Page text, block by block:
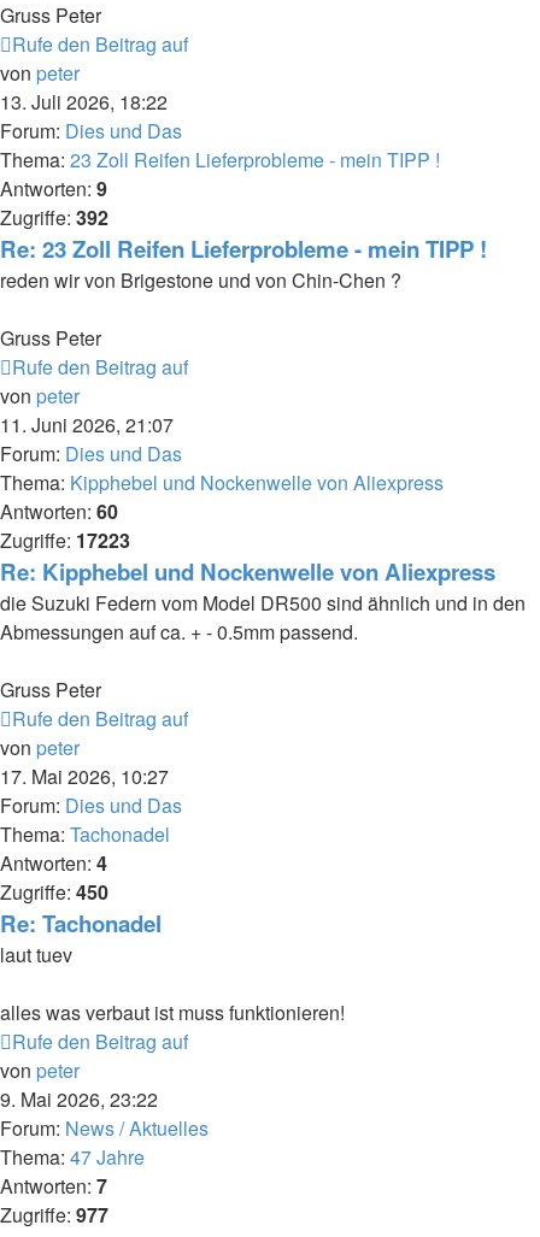
Gruss Peter
Rufe den Beitrag auf
von peter
13. Juli 2026, 18:22
Forum: Dies und Das
Thema: 23 Zoll Reifen Lieferprobleme - mein TIPP !
Antworten: 9
Zugriffe: 392
Re: 23 Zoll Reifen Lieferprobleme - mein TIPP !
reden wir von Brigestone und von Chin-Chen ?
Gruss Peter
Rufe den Beitrag auf
von peter
11. Juni 2026, 21:07
Forum: Dies und Das
Thema: Kipphebel und Nockenwelle von Aliexpress
Antworten: 60
Zugriffe: 17223
Re: Kipphebel und Nockenwelle von Aliexpress
die Suzuki Federn vom Model DR500 sind ähnlich und in den
Abmessungen auf ca. + - 0.5mm passend.
Gruss Peter
Rufe den Beitrag auf
von peter
17. Mai 2026, 10:27
Forum: Dies und Das
Thema: Tachonadel
Antworten: 4
Zugriffe: 450
Re: Tachonadel
laut tuev
alles was verbaut ist muss funktionieren!
Rufe den Beitrag auf
von peter
9. Mai 2026, 23:22
Forum: News / Aktuelles
Thema: 47 Jahre
Antworten: 7
Zugriffe: 977